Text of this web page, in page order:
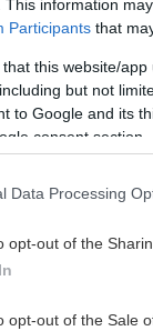
This information
Participants that
that this website/
but not
to Google and its
consent section.
Data Processing
opt-out of the
opt-out of the Sale
ktoré
ochotní
dokonalú
je sila.
či
zamerať na